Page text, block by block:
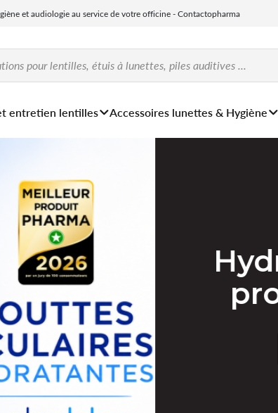
et audiologie au service de votre officine - Contactopharma
entretien lentilles Accessoires lunettes & Hygiène